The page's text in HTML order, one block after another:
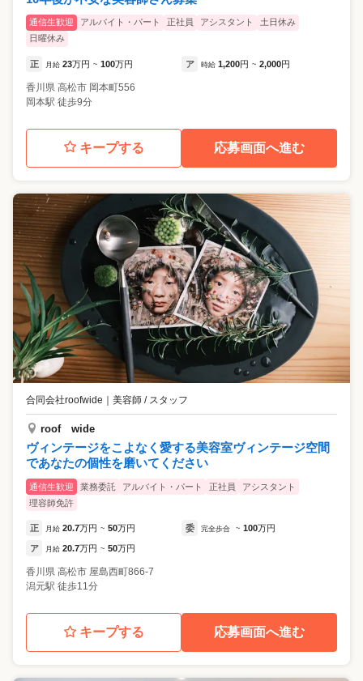
通信生歓迎 アルバイト・パート 正社員 アシスタント
土日休み
日曜休み
正 月給 23万円 ~ 100万円 ア 時給 1,200円 ~ 2,000円
香川県 高松市 岡本町556
岡本駅 徒歩9分
キープする 応募画面へ進む
合同会社roofwide 美容師 / スタッフ
roof wide
ヴィンテージをこよなく愛する美容室ヴィンテージ空間
であなたの個性を磨いてください
通信生歓迎 業務委託 アルバイト・パート 正社員
アシスタント
理容師免許
正 月給 20.7万円 ~ 50万円 委 完全歩合 ~ 100万円
ア 月給 20.7万円 ~ 50万円
香川県 高松市 屋島西町866-7
潟元駅 徒歩11分
キープする 応募画面へ進む